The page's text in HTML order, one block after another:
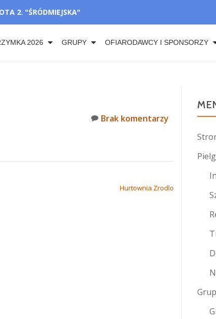
2. "ŚRÓDMIEJSKA"
2026 GRUPY OFIARODAWCY I SPONSORZY
Brak komentarzy
Hurtownia Zrodlo